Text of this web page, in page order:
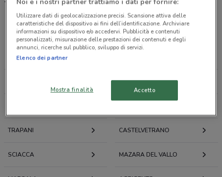
Offerte volantini e cataloghi per città nelle vicinanze
CARINI
ALCAMO
TRAPANI CASTELVETRANO
SCIACCA MAZARA DEL VALLO
Noi e i nostri partner trattiamo i dati per fornire:
Utilizzare dati di geolocalizzazione precisi. Scansione attiva delle
caratteristiche del dispositivo ai fini dell’identificazione. Archiviare
informazioni su dispositivo e/o accedervi. Pubblicità e contenuti
personalizzati, misurazione delle prestazioni dei contenuti e degli
annunci, ricerche sul pubblico, sviluppo di servizi.
Elenco dei partner
Mostra finalità Accetto